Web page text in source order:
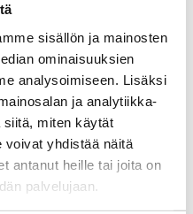
sisällön ja mainosten
ominaisuuksien
analysoimiseen. Lisäksi
ja analytiikka-
siitä, miten käytät
voivat yhdistää näitä
antanut heille tai joita on
palvelujaan.